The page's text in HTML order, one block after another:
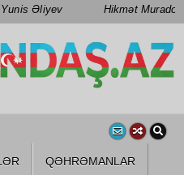
Yunis Əliyev Hikmət Muradov
QƏHRƏMANLAR